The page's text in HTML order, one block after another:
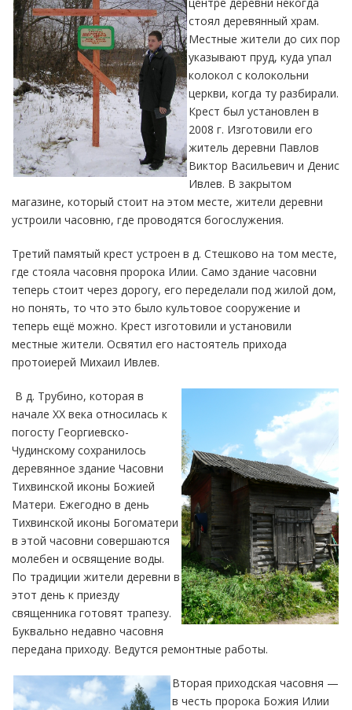
стоял деревянный храм.
Местные жители до сих пор
указывают пруд, куда упал
колокол с колокольни
церкви, когда ту разбирали.
Крест был установлен в
2008 г. Изготовили его
житель деревни Павлов
Виктор Васильевич и Денис
Ивлев. В закрытом
магазине, который стоит на этом месте, жители деревни
устроили часовню, где проводятся богослужения.
Третий памятый крест устроен в д. Стешково на том месте,
где стояла часовня пророка Илии. Само здание часовни
теперь стоит через дорогу, его переделали под жилой дом,
но понять, то что это было культовое сооружение и
теперь ещё можно. Крест изготовили и установили
местные жители. Освятил его настоятель прихода
протоиерей Михаил Ивлев.
В д. Трубино, которая в
начале XX века относилась к
погосту Георгиевско-
Чудинскому сохранилось
деревянное здание Часовни
Тихвинской иконы Божией
Матери. Ежегодно в день
Тихвинской иконы Богоматери
в этой часовни совершаются
молебен и освящение воды.
По традиции жители деревни в
этот день к приезду
священника готовят трапезу.
Буквально недавно часовня
передана приходу. Ведутся ремонтные работы.
Вторая приходская часовня —
в честь пророка Божия Илии